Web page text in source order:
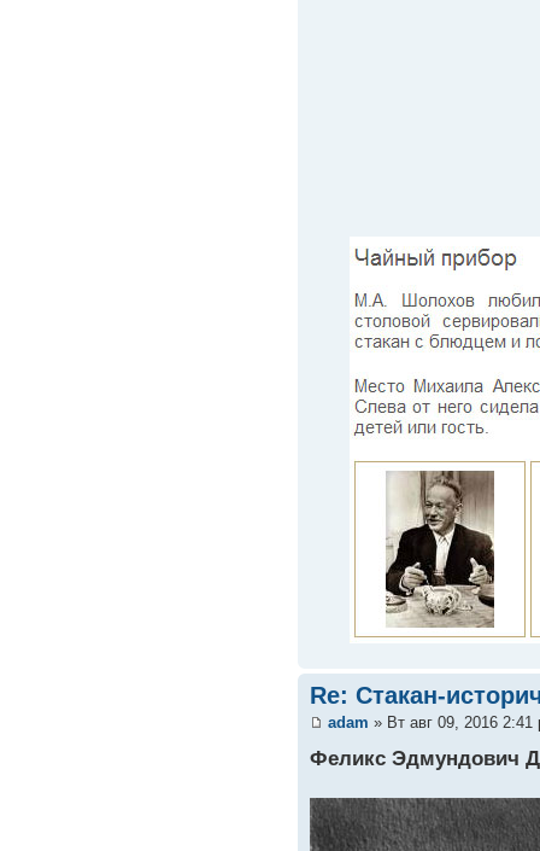
Re: Стакан-
adam » Вт авг 09, 2016 2:41
Феликс Эдмундович